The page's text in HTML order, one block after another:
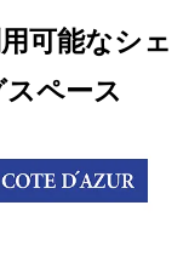
可能なシェ
ペース